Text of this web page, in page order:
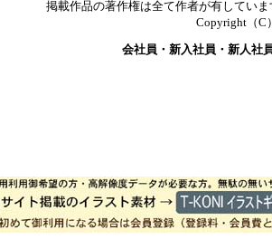
掲載作品の著作権は全て作者が有してい
Copyright（C
会社員・新入社員・新人社